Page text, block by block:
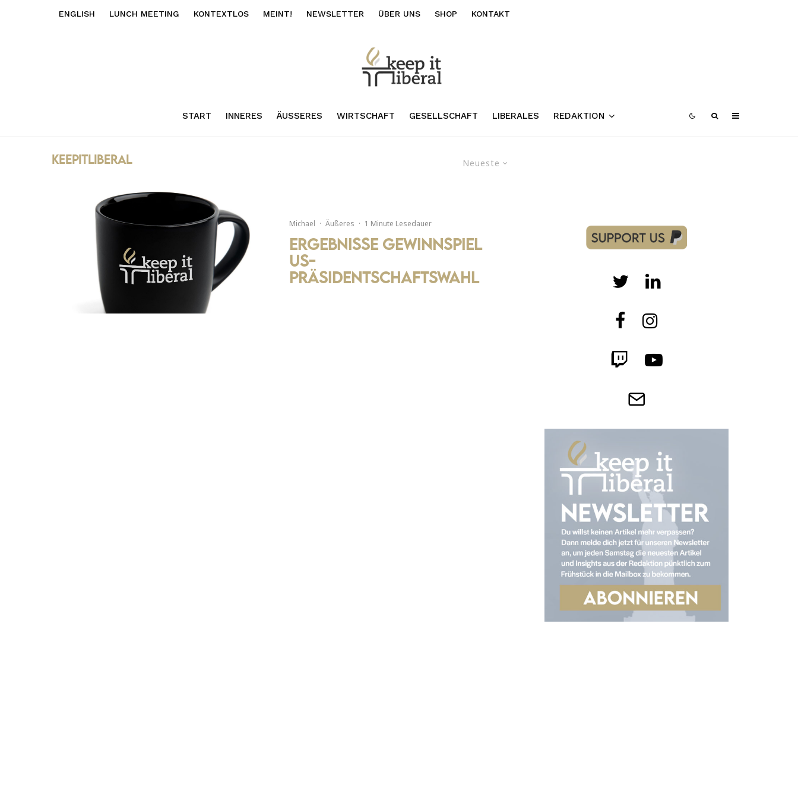
ENGLISH LUNCH MEETING KONTEXTLOS MEINT! NEWSLETTER ÜBER UNS SHOP KONTAKT
START INNERES ÄUSSERES WIRTSCHAFT GESELLSCHAFT LIBERALES REDAKTION
Neueste
keepitliberal
Michael · Äußeres · 1 Minute Lesedauer
Ergebnisse Gewinnspiel
US-
Präsidentschaftswahl